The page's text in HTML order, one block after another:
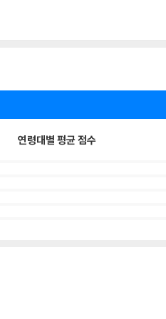
연령대별 평균 점수